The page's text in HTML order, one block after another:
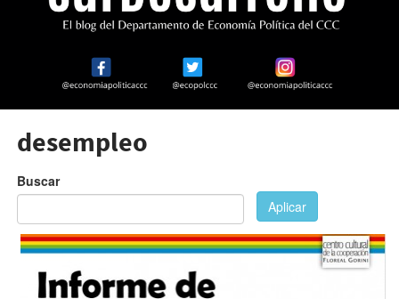
desempleo
Buscar
Aplicar